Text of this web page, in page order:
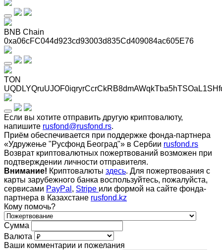
BNB Chain
0xa06cFC044d923cd93003d835Cd409084ac605E76
TON
Если вы хотите отправить другую криптовалюту,
напишите rusfond@rusfond.rs.
Приём обеспечивается при поддержке фонда-партнера
«Удружење "Русфонд Београд"» в Сербии rusfond.rs
Возврат криптовалютных пожертвований возможен при
подтверждении личности отправителя.
Внимание! Криптовалюты здесь. Для пожертвования с
карты зарубежного банка воспользуйтесь, пожалуйста,
сервисами PayPal , Stripe или формой на сайте фонда-
партнера в Казахстане rusfond.kz
Кому помочь?
Сумма
Валюта
Ваши комментарии и пожелания